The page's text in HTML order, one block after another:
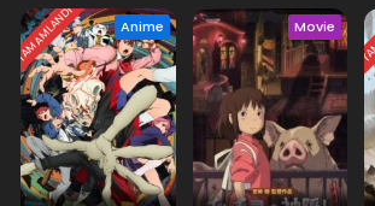
TAMAMLANDI Anime Movie